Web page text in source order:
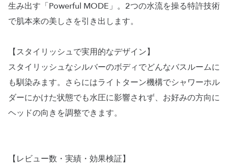
生み出す「Powerful MODE」。2つの水流を操る特許技術
で肌本来の美しさを引き出します。
【スタイリッシュで実用的なデザイン】
スタイリッシュなシルバーのボディでどんなバスルームに
も馴染みます。さらにはライトターン機構でシャワーホル
ダーにかけた状態でも水圧に影響されず、お好みの方向に
ヘッドの向きを調整できます。
【レビュー数・実績・効果検証】